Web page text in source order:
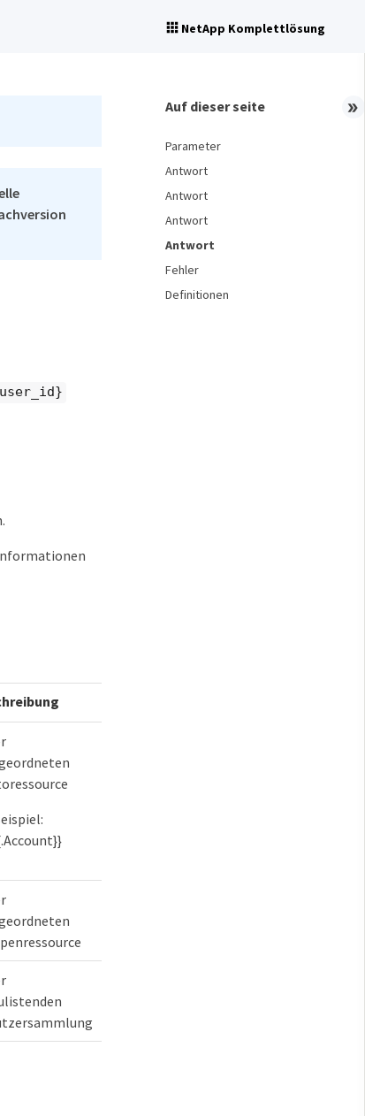
NetApp Komplettlösung
Auf dieser seite
Parameter
Antwort
Antwort
Antwort
Antwort
Fehler
Definitionen